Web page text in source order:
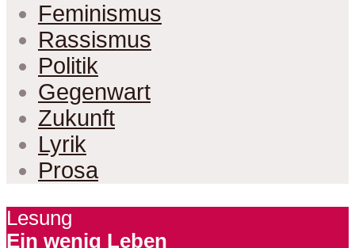
Feminismus
Rassismus
Politik
Gegenwart
Zukunft
Lyrik
Prosa
Lesung
Ein wenig Leben